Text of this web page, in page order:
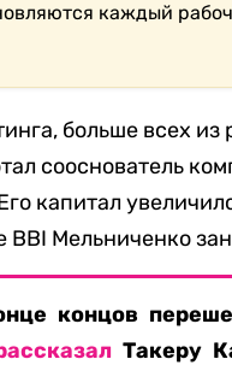
каждый
больше всех
сооснователь
капитал
BBI Мельниченко
концов
Такеру